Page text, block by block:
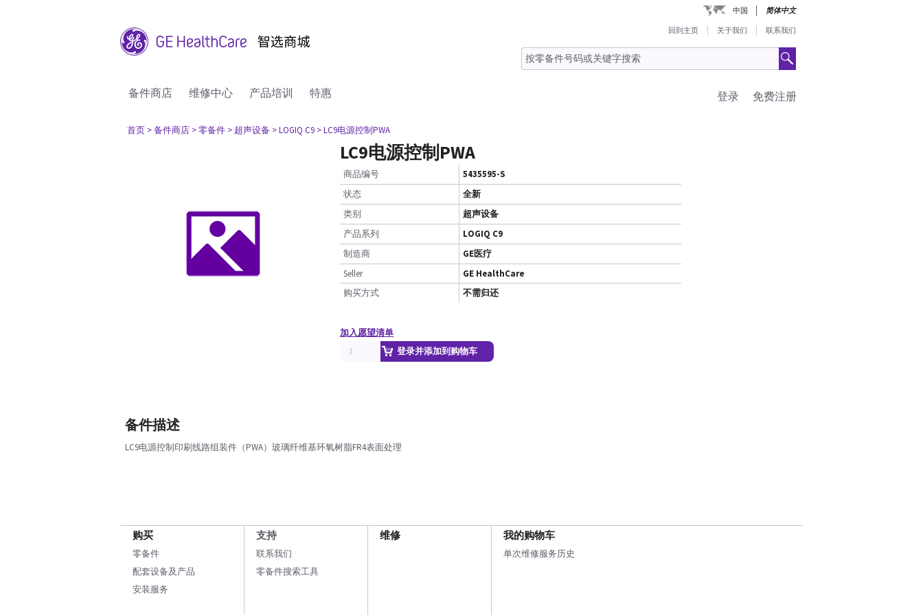
中国 简体中文
回到主页 关于我们 联系我们
备件商店 维修中心 产品培训 特惠 免费注册
登录
首页 > 备件商店 > 零备件 > 超声设备 > LOGIQ C9 > LC9电源控制PWA
LC9电源控制PWA
商品编号
5435595-S
状态
全新
类别
超声设备
产品系列
LOGIQ C9
制造商
GE医疗
Seller
GE HealthCare
购买方式
不需归还
加入愿望清单
登录并添加到购物车
备件描述
LC9电源控制印刷线路组装件（PWA）玻璃纤维基环氧树脂FR4表面处理
购买
零备件
配套设备及产品
安装服务
支持
联系我们
零备件搜索工具
维修 我的购物车
单次维修服务历史